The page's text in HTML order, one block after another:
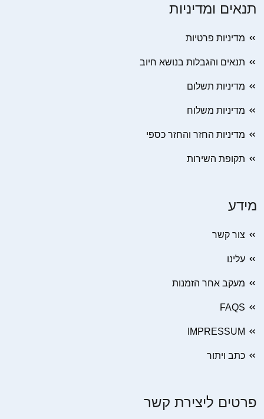
תנאים ומדיניות
מדיניות פרטיות
תנאים והגבלות בנושא חיוב
מדיניות תשלום
מדיניות משלוח
מדיניות החזר והחזר כספי
תקופת השירות
מידע
צור קשר
עלינו
מעקב אחר הזמנות
FAQS
IMPRESSUM
כתב ויתור
פרטים ליצירת קשר